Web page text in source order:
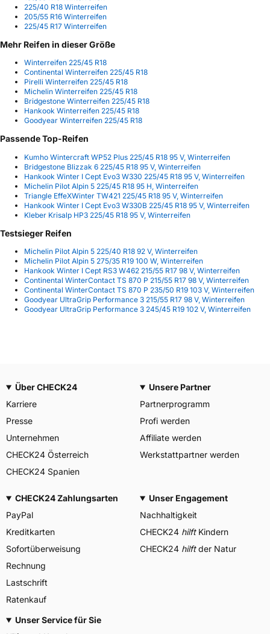
225/40 R18 Winterreifen
205/55 R16 Winterreifen
225/45 R17 Winterreifen
Mehr Reifen in dieser Größe
Winterreifen 225/45 R18
Continental Winterreifen 225/45 R18
Pirelli Winterreifen 225/45 R18
Michelin Winterreifen 225/45 R18
Bridgestone Winterreifen 225/45 R18
Hankook Winterreifen 225/45 R18
Goodyear Winterreifen 225/45 R18
Passende Top-Reifen
Kumho Wintercraft WP52 Plus 225/45 R18 95 V, Winterreifen
Bridgestone Blizzak 6 225/45 R18 95 V, Winterreifen
Hankook Winter I Cept Evo3 W330 225/45 R18 95 V, Winterreifen
Michelin Pilot Alpin 5 225/45 R18 95 H, Winterreifen
Triangle EffeXWinter TW421 225/45 R18 95 V, Winterreifen
Hankook Winter I Cept Evo3 W330B 225/45 R18 95 V, Winterreifen
Kleber Krisalp HP3 225/45 R18 95 V, Winterreifen
Testsieger Reifen
Michelin Pilot Alpin 5 225/40 R18 92 V, Winterreifen
Michelin Pilot Alpin 5 275/35 R19 100 W, Winterreifen
Hankook Winter I Cept RS3 W462 215/55 R17 98 V, Winterreifen
Continental WinterContact TS 870 P 215/55 R17 98 V, Winterreifen
Continental WinterContact TS 870 P 235/50 R19 103 V, Winterreifen
Goodyear UltraGrip Performance 3 215/55 R17 98 V, Winterreifen
Goodyear UltraGrip Performance 3 245/45 R19 102 V, Winterreifen
Über CHECK24
Karriere
Presse
Unternehmen
CHECK24 Österreich
CHECK24 Spanien
Unsere Partner
Partnerprogramm
Profi werden
Affiliate werden
Werkstattpartner werden
CHECK24 Zahlungsarten
PayPal
Kreditkarten
Sofortüberweisung
Rechnung
Lastschrift
Ratenkauf
Unser Engagement
Nachhaltigkeit
CHECK24 hilftKindern
CHECK24 hilftder Natur
Unser Service für Sie